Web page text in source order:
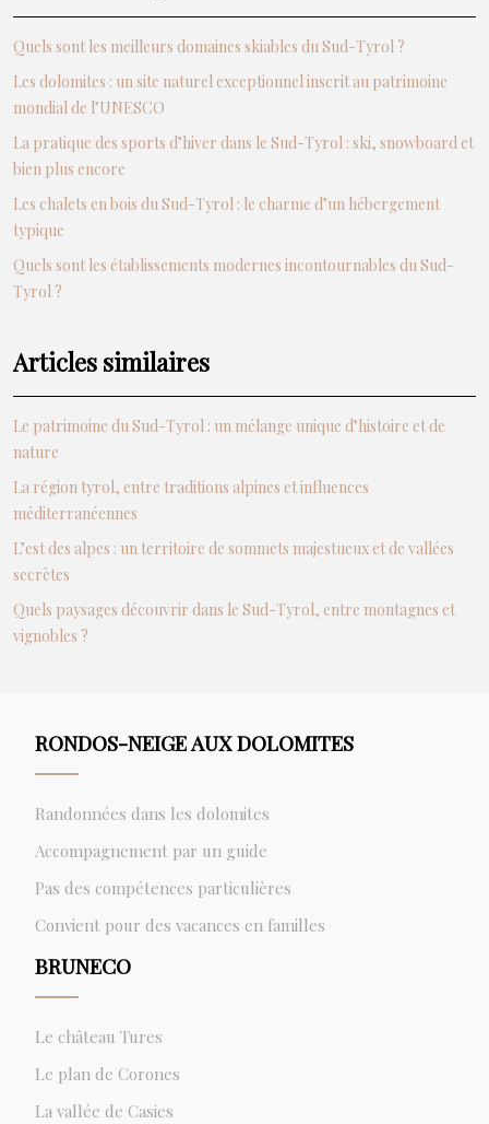
Quels sont les meilleurs domaines skiables du Sud-Tyrol ?
Les dolomites : un site naturel exceptionnel inscrit au patrimoine
mondial de l’UNESCO
La pratique des sports d’hiver dans le Sud-Tyrol : ski, snowboard et
bien plus encore
Les chalets en bois du Sud-Tyrol : le charme d’un hébergement
typique
Quels sont les établissements modernes incontournables du Sud-
Tyrol ?
Articles similaires
Le patrimoine du Sud-Tyrol : un mélange unique d’histoire et de
nature
La région tyrol, entre traditions alpines et influences
méditerranéennes
L’est des alpes : un territoire de sommets majestueux et de vallées
secrètes
Quels paysages découvrir dans le Sud-Tyrol, entre montagnes et
vignobles ?
RONDOS-NEIGE AUX DOLOMITES
Randonnées dans les dolomites
Accompagnement par un guide
Pas des compétences particulières
Convient pour des vacances en familles
BRUNECO
Le château Tures
Le plan de Corones
La vallée de Casies